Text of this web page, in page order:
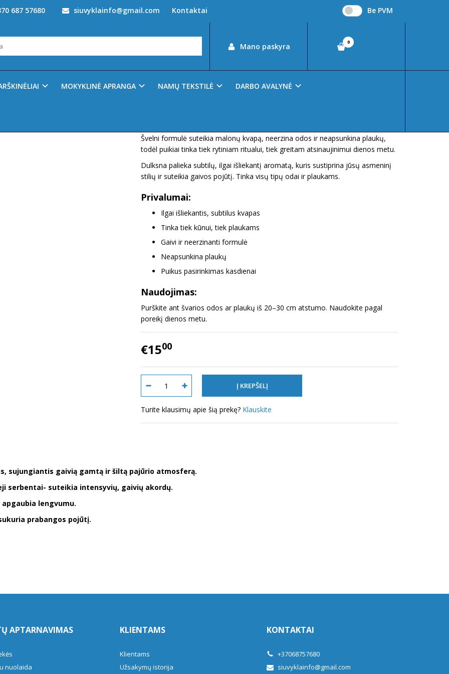
687 57680 siuvyklainfo@gmail.com Kontaktai Be PVM
Mano paskyra 0
MOKYKLINĖ APRANGA NAMŲ TEKSTILĖ DARBO AVALYNĖ
SOHO
Turimas kiekis: 2
Švelni formulė suteikia malonų kvapą, neerzina odos ir neapsunkina plaukų,
todėl puikiai tinka tiek rytiniam ritualui, tiek greitam atsinaujinimui dienos metu.
Dulksna palieka subtilų, ilgai išliekantį aromatą, kuris sustiprina jūsų asmeninį
stilių ir suteikia gaivos pojūtį. Tinka visų tipų odai ir plaukams.
Privalumai:
Ilgai išliekantis, subtilus kvapas
Tinka tiek kūnui, tiek plaukams
Gaivi ir neerzinanti formulė
Neapsunkina plaukų
Puikus pasirinkimas kasdienai
Naudojimas:
Purškite ant švarios odos ar plaukų iš 20–30 cm atstumo. Naudokite pagal
poreikį dienos metu.
€1500
Turite klausimų apie šią prekę? Klauskite
sujungiantis gaivią gamtą ir šiltą pajūrio atmosferą.
serbentai- suteikia intensyvių, gaivių akordų.
lengvumu.
prabangos pojūtį.
APTARNAVIMAS
nuolaida
KLIENTAMS
Klientams
Užsakymų istorija
KONTAKTAI
+37068757680
siuvyklainfo@gmail.com